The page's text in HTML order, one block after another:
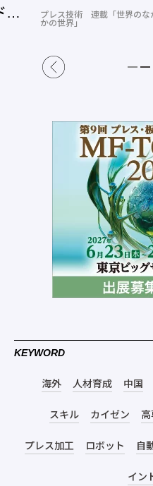
プレス技術 連載「EV化を
KEYWORD
海外 人材育成 中国
スキル カイゼン
プレス加工 ロボット 自
イン